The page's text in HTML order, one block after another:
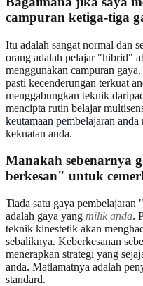
campuran ketiga-tiga
Itu adalah sangat normal dan
orang adalah pelajar "hibrid"
menggunakan campuran
pasti kecenderungan terkuat
menggabungkan teknik
mencipta rutin belajar
keutamaan pembelajaran anda
kekuatan anda.
Manakah sebenarnya
berkesan" untuk
Tiada satu gaya
adalah gaya yang milik anda.
teknik kinestetik akan
sebaliknya. Keberkesanan
menerapkan strategi yang
anda. Matlamatnya adalah
standard.